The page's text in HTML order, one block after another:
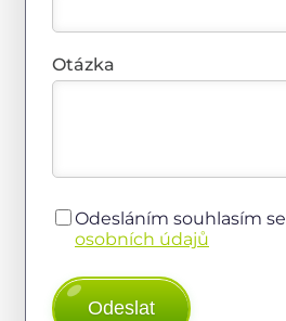
Otázka
Odesláním souhlasím se
osobních údajů
Odeslat